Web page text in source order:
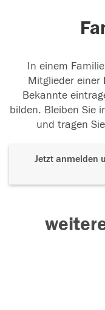
In einem
Mitglieder einer
Bekannte
bilden. Bleiben Sie
und tragen
Jetzt anmelden